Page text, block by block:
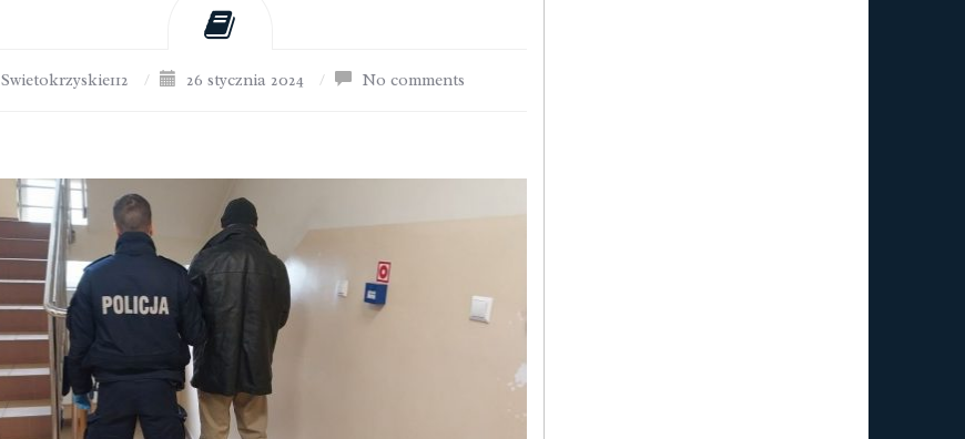
Swietokrzyskie112 / 26 stycznia 2024 / No comments